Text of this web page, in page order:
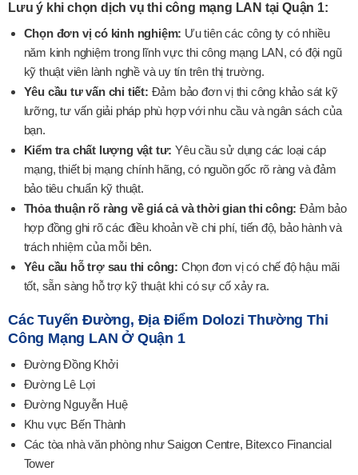
Lưu ý khi chọn dịch vụ thi công mạng LAN tại Quận 1:
Chọn đơn vị có kinh nghiệm: Ưu tiên các công ty có nhiều
năm kinh nghiệm trong lĩnh vực thi công mạng LAN, có đội ngũ
kỹ thuật viên lành nghề và uy tín trên thị trường.
Yêu cầu tư vấn chi tiết: Đảm bảo đơn vị thi công khảo sát kỹ
lưỡng, tư vấn giải pháp phù hợp với nhu cầu và ngân sách của
bạn.
Kiểm tra chất lượng vật tư: Yêu cầu sử dụng các loại cáp
mạng, thiết bị mạng chính hãng, có nguồn gốc rõ ràng và đảm
bảo tiêu chuẩn kỹ thuật.
Thỏa thuận rõ ràng về giá cả và thời gian thi công: Đảm bảo
hợp đồng ghi rõ các điều khoản về chi phí, tiến độ, bảo hành và
trách nhiệm của mỗi bên.
Yêu cầu hỗ trợ sau thi công: Chọn đơn vị có chế độ hậu mãi
tốt, sẵn sàng hỗ trợ kỹ thuật khi có sự cố xảy ra.
Các Tuyến Đường, Địa Điểm Dolozi Thường Thi
Công Mạng LAN Ở Quận 1
Đường Đồng Khởi
Đường Lê Lợi
Đường Nguyễn Huệ
Khu vực Bến Thành
Các tòa nhà văn phòng như Saigon Centre, Bitexco Financial
Tower